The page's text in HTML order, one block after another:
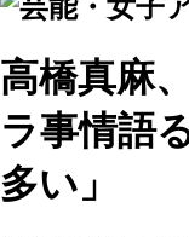
高橋真麻
ラ事情語
多い」